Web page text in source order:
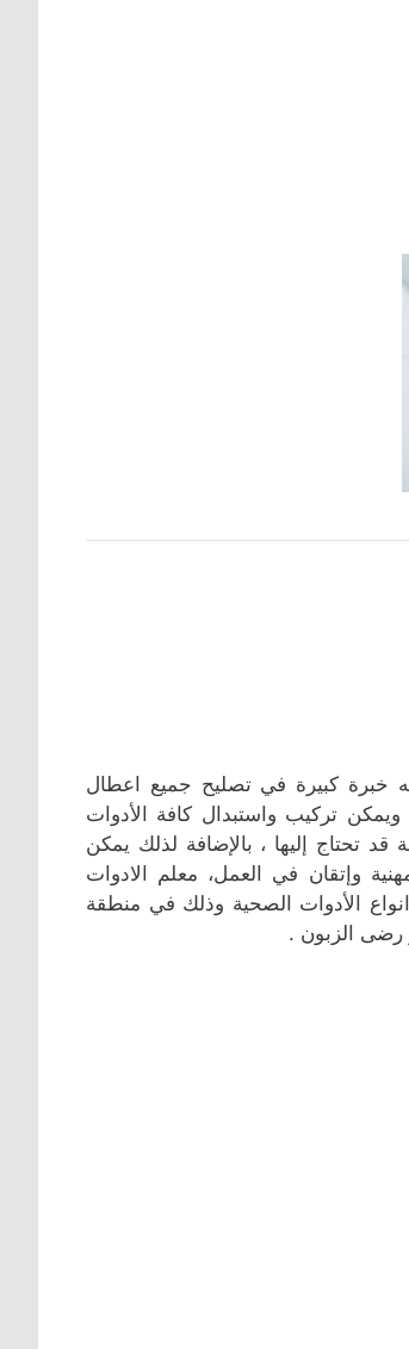
خبرة كبيرة في تصليح جميع اعطال
تركيب واستبدال كافة الأدوات
تحتاج إليها ، بالإضافة لذلك يمكن
وإتقان في العمل، معلم الادوات
الأدوات الصحية وذلك في منطقة
رضى الزبون .